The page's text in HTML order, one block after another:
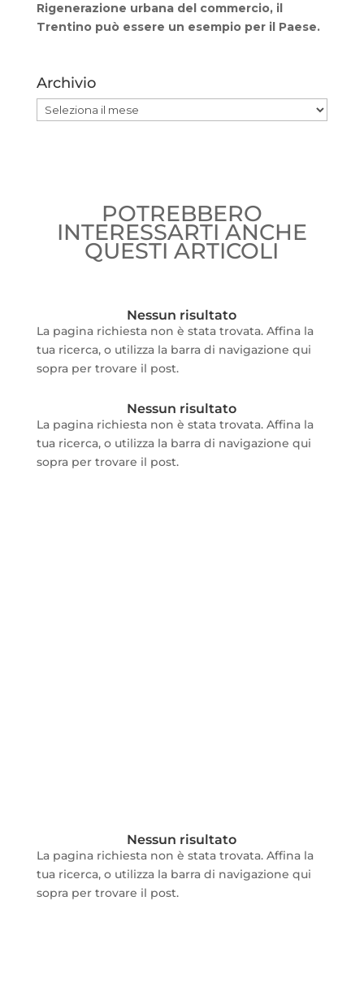
Rigenerazione urbana del commercio, il
Trentino può essere un esempio per il Paese.
Archivio
Archivio
POTREBBERO
INTERESSARTI ANCHE
QUESTI ARTICOLI
Nessun risultato
La pagina richiesta non è stata trovata. Affina la
tua ricerca, o utilizza la barra di navigazione qui
sopra per trovare il post.
Nessun risultato
La pagina richiesta non è stata trovata. Affina la
tua ricerca, o utilizza la barra di navigazione qui
sopra per trovare il post.
Nessun risultato
La pagina richiesta non è stata trovata. Affina la
tua ricerca, o utilizza la barra di navigazione qui
sopra per trovare il post.